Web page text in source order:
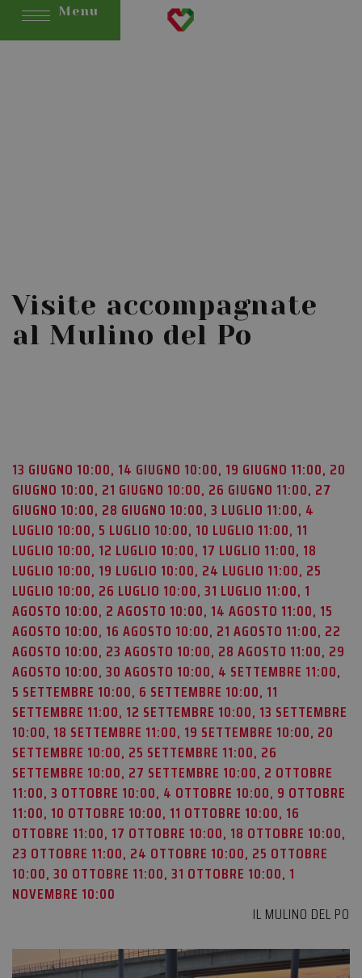
Menu
Visite accompagnate
al Mulino del Po
13 GIUGNO 10:00, 14 GIUGNO 10:00, 19 GIUGNO 11:00, 20
GIUGNO 10:00, 21 GIUGNO 10:00, 26 GIUGNO 11:00, 27
GIUGNO 10:00, 28 GIUGNO 10:00, 3 LUGLIO 11:00, 4
LUGLIO 10:00, 5 LUGLIO 10:00, 10 LUGLIO 11:00, 11
LUGLIO 10:00, 12 LUGLIO 10:00, 17 LUGLIO 11:00, 18
LUGLIO 10:00, 19 LUGLIO 10:00, 24 LUGLIO 11:00, 25
LUGLIO 10:00, 26 LUGLIO 10:00, 31 LUGLIO 11:00, 1
AGOSTO 10:00, 2 AGOSTO 10:00, 14 AGOSTO 11:00, 15
AGOSTO 10:00, 16 AGOSTO 10:00, 21 AGOSTO 11:00, 22
AGOSTO 10:00, 23 AGOSTO 10:00, 28 AGOSTO 11:00, 29
AGOSTO 10:00, 30 AGOSTO 10:00, 4 SETTEMBRE 11:00,
5 SETTEMBRE 10:00, 6 SETTEMBRE 10:00, 11
SETTEMBRE 11:00, 12 SETTEMBRE 10:00, 13 SETTEMBRE
10:00, 18 SETTEMBRE 11:00, 19 SETTEMBRE 10:00, 20
SETTEMBRE 10:00, 25 SETTEMBRE 11:00, 26
SETTEMBRE 10:00, 27 SETTEMBRE 10:00, 2 OTTOBRE
11:00, 3 OTTOBRE 10:00, 4 OTTOBRE 10:00, 9 OTTOBRE
11:00, 10 OTTOBRE 10:00, 11 OTTOBRE 10:00, 16
OTTOBRE 11:00, 17 OTTOBRE 10:00, 18 OTTOBRE 10:00,
23 OTTOBRE 11:00, 24 OTTOBRE 10:00, 25 OTTOBRE
10:00, 30 OTTOBRE 11:00, 31 OTTOBRE 10:00, 1
NOVEMBRE 10:00
IL MULINO DEL PO